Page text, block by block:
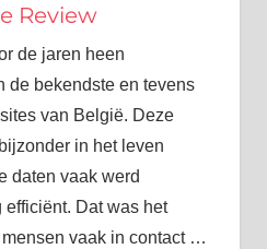
Review
de jaren heen
de bekendste en tevens
van België. Deze
in het leven
daten vaak werd
Dat was het
vaak in contact …